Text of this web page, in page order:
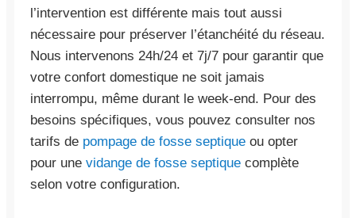
l’intervention est différente mais tout aussi
nécessaire pour préserver l’étanchéité du réseau.
Nous intervenons 24h/24 et 7j/7 pour garantir que
votre confort domestique ne soit jamais
interrompu, même durant le week-end. Pour des
besoins spécifiques, vous pouvez consulter nos
tarifs de pompage de fosse septique ou opter
pour une vidange de fosse septique complète
selon votre configuration.